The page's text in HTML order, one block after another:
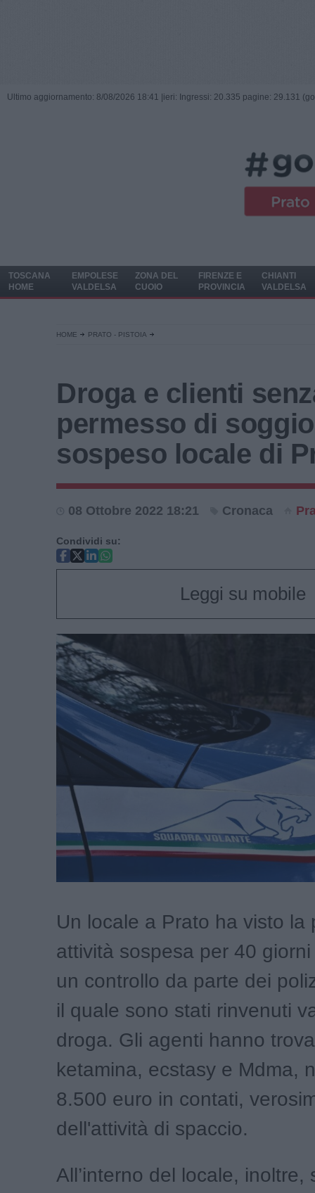
Ultimo aggiornamento: 8/08/2026 18:41 | ieri: Ingressi: 20.335 pagine: 29.131
TOSCANA
HOME
EMPOLESE
VALDELSA
ZONA DEL
CUOIO
FIRENZE E
PROVINCIA
CHIANTI
VALDELSA
HOME PRATO - PISTOIA
Droga e clienti
permesso di
sospeso locale di
08 Ottobre 2022 18:21 Cronaca
Condividi su:
Leggi su mobile
Un locale a Prato ha visto la
attività sospesa per 40
un controllo da parte dei
il quale sono stati rinvenuti
droga. Gli agenti hanno
ketamina, ecstasy e Mdma,
8.500 euro in contati,
dell'attività di spaccio.
All’interno del locale, inoltre,